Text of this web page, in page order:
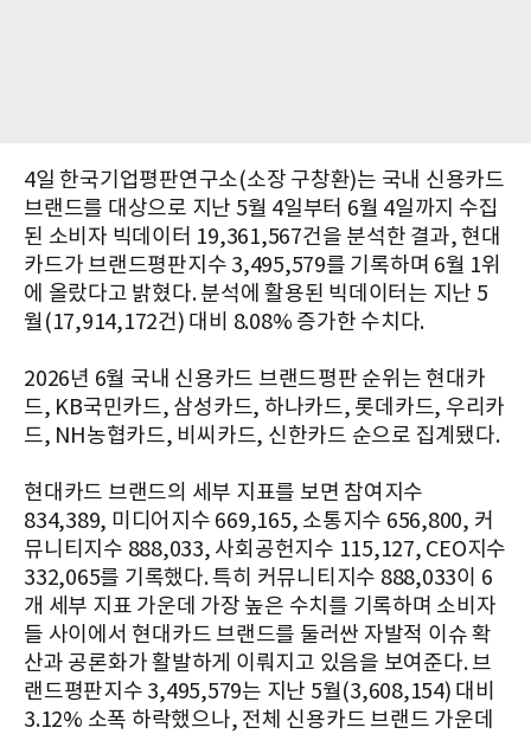
4일 한국기업평판연구소(소장 구창환)는 국내 신용카드
브랜드를 대상으로 지난 5월 4일부터 6월 4일까지 수집
된 소비자 빅데이터 19,361,567건을 분석한 결과, 현대
카드가 브랜드평판지수 3,495,579를 기록하며 6월 1위
에 올랐다고 밝혔다. 분석에 활용된 빅데이터는 지난 5
월(17,914,172건) 대비 8.08% 증가한 수치다.
2026년 6월 국내 신용카드 브랜드평판 순위는 현대카
드, KB국민카드, 삼성카드, 하나카드, 롯데카드, 우리카
드, NH농협카드, 비씨카드, 신한카드 순으로 집계됐다.
현대카드 브랜드의 세부 지표를 보면 참여지수
834,389, 미디어지수 669,165, 소통지수 656,800, 커
뮤니티지수 888,033, 사회공헌지수 115,127, CEO지수
332,065를 기록했다. 특히 커뮤니티지수 888,033이 6
개 세부 지표 가운데 가장 높은 수치를 기록하며 소비자
들 사이에서 현대카드 브랜드를 둘러싼 자발적 이슈 확
산과 공론화가 활발하게 이뤄지고 있음을 보여준다. 브
랜드평판지수 3,495,579는 지난 5월(3,608,154) 대비
3.12% 소폭 하락했으나, 전체 신용카드 브랜드 가운데